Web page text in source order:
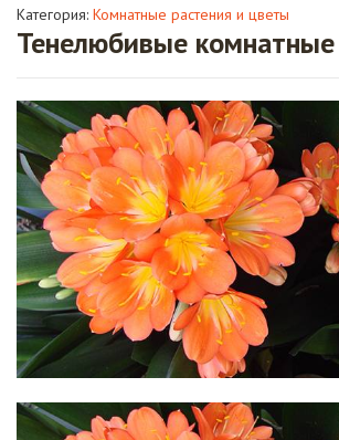
Категория: Комнатные растения и цветы
Тенелюбивые комнатные